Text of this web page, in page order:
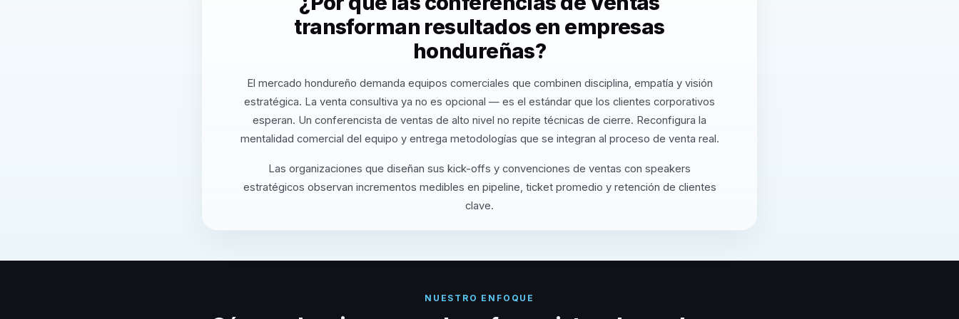
transforman resultados en empresas
hondureñas?
El mercado hondureño demanda equipos comerciales que combinen disciplina, empatía y visión
estratégica. La venta consultiva ya no es opcional — es el estándar que los clientes corporativos
esperan. Un conferencista de ventas de alto nivel no repite técnicas de cierre. Reconfigura la
mentalidad comercial del equipo y entrega metodologías que se integran al proceso de venta real.
Las organizaciones que diseñan sus kick-offs y convenciones de ventas con speakers
estratégicos observan incrementos medibles en pipeline, ticket promedio y retención de clientes
clave.
NUESTRO ENFOQUE